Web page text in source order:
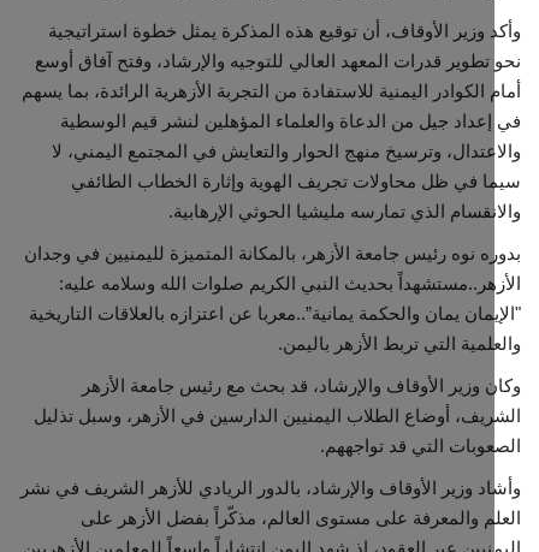
وزير الأوقاف، أن توقيع هذه المذكرة يمثل خطوة استراتيجية
قدرات المعهد العالي للتوجيه والإرشاد، وفتح آفاق أوسع
الكوادر اليمنية للاستفادة من التجربة الأزهرية الرائدة، بما يسهم
جيل من الدعاة والعلماء المؤهلين لنشر قيم الوسطية
وترسيخ منهج الحوار والتعايش في المجتمع اليمني، لا
في ظل محاولات تجريف الهوية وإثارة الخطاب الطائفي
الذي تمارسه مليشيا الحوثي الإرهابية.
نوه رئيس جامعة الأزهر، بالمكانة المتميزة لليمنيين في وجدان
بحديث النبي الكريم صلوات الله وسلامه عليه:
يمان والحكمة يمانية”..معربا عن اعتزازه بالعلاقات التاريخية
التي تربط الأزهر باليمن.
وزير الأوقاف والإرشاد، قد بحث مع رئيس جامعة الأزهر
أوضاع الطلاب اليمنيين الدارسين في الأزهر، وسبل تذليل
التي قد تواجههم.
وزير الأوقاف والإرشاد، بالدور الريادي للأزهر الشريف في نشر
والمعرفة على مستوى العالم، مذكّراً بفضل الأزهر على
عبر العقود، إذ شهد اليمن انتشاراً واسعاً للمعلمين الأزهريين